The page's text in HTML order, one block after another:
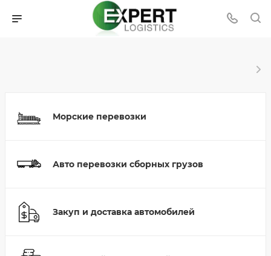
Морские перевозки
Авто перевозки сборных грузов
Закуп и доставка автомобилей